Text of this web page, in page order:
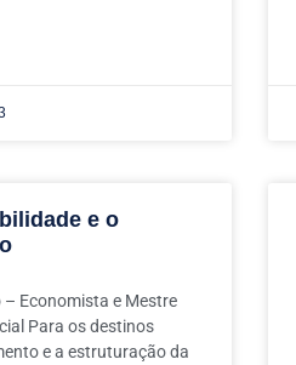
e o
Economista e Mestre
Para os destinos
e a estruturação da